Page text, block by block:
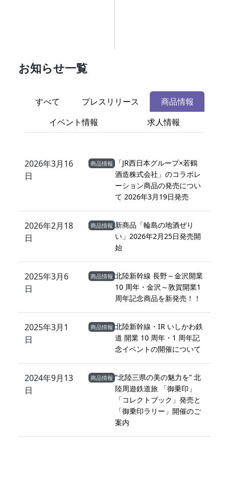
お知らせ一覧
すべて プレスリリース
商品情報
イベント情報
求人情報
2026年3月16
日
商品情報
「JR西日本グループ×若鶴
酒造株式会社」のコラボレ
ーション商品の発売につい
て 2026年3月19日発売
2026年2月18
日
商品情報 新商品「輪島の地酒ぜり
い」2026年2月25日発売開
始
2025年3月6
日
商品情報 北陸新幹線 長野～金沢開業
10 周年・金沢～敦賀開業1
周年記念商品を新発売！！
2025年3月1
日
商品情報 北陸新幹線・IR いしかわ鉄
道 開業 10 周年・1 周年記
念イベントの開催について
2024年9月13
日
商品情報 “北陸三県の美の魅力を” 北
陸周遊鉄道旅 「御乗印」
「コレクトブック」発売と
「御乗印ラリー」開催のご
案内